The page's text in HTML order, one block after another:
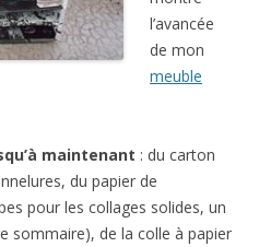
l’avancée
de mon
meuble
maintenant : du carton
du papier de
pour les collages solides, un
sommaire), de la colle à papier